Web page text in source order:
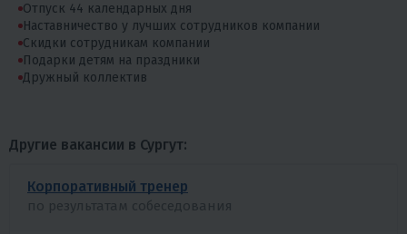
Отпуск 44 календарных дня
Наставничество у лучших сотрудников компании
Скидки сотрудникам компании
Подарки детям на праздники
Дружный коллектив
Другие вакансии в Сургут:
Корпоративный тренер
по результатам собеседования